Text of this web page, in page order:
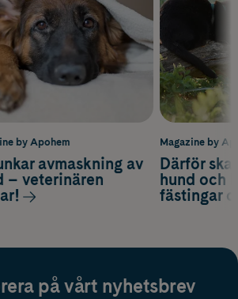
Magazine by
Därför
hund och
fästingar
by Apohem
avmaskning av
– veterinären
på vårt nyhetsbrev